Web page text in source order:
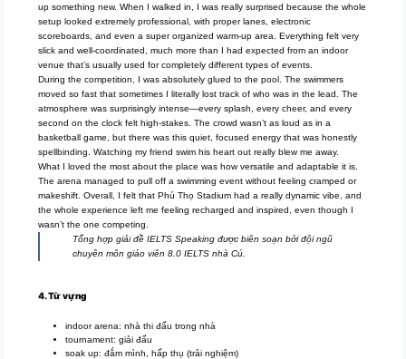
up something new. When I walked in, I was really surprised because the whole
setup looked extremely professional, with proper lanes, electronic
scoreboards, and even a super organized warm-up area. Everything felt very
slick and well-coordinated, much more than I had expected from an indoor
venue that’s usually used for completely different types of events.
During the competition, I was absolutely glued to the pool. The swimmers
moved so fast that sometimes I literally lost track of who was in the lead. The
atmosphere was surprisingly intense—every splash, every cheer, and every
second on the clock felt high-stakes. The crowd wasn’t as loud as in a
basketball game, but there was this quiet, focused energy that was honestly
spellbinding. Watching my friend swim his heart out really blew me away.
What I loved the most about the place was how versatile and adaptable it is.
The arena managed to pull off a swimming event without feeling cramped or
makeshift. Overall, I felt that Phú Thọ Stadium had a really dynamic vibe, and
the whole experience left me feeling recharged and inspired, even though I
wasn’t the one competing.
Tổng hợp giải đề IELTS Speaking được biên soạn bởi đội ngũ
chuyên môn giáo viên 8.0 IELTS nhà Cú.
4. Từ vựng
indoor arena: nhà thi đấu trong nhà
tournament: giải đấu
soak up: đắm mình, hấp thụ (trải nghiệm)